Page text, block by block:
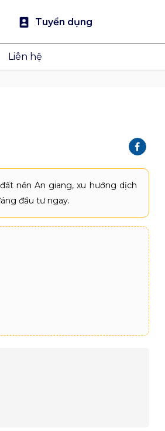
Tuyển dụng
Liên hệ
nền An giang, xu hướng dịch
đầu tư ngay.